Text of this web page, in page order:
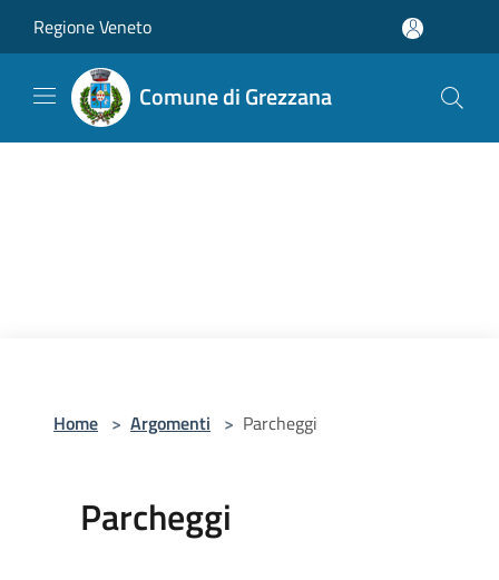
Regione Veneto
Comune di Grezzana
Home > Argomenti > Parcheggi
Parcheggi